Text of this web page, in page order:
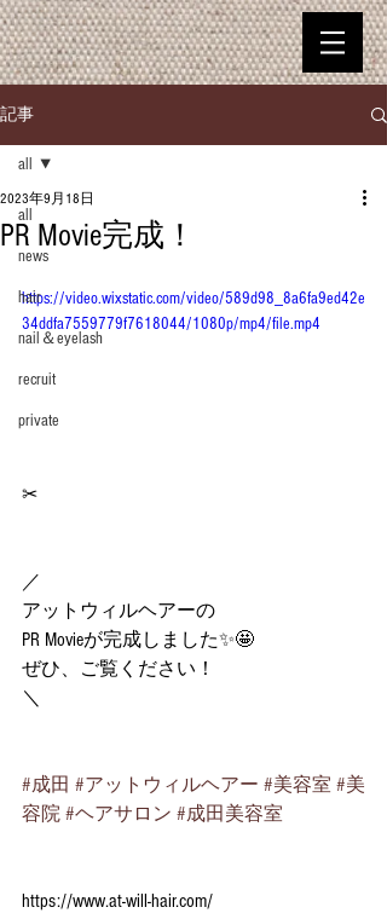
記事
all
news
hair
nail＆eyelash
recruit
private
all
PR Movie完成！
2023年9月18日
https://video.wixstatic.com/video/589d98_8a6fa9ed42e
34ddfa7559779f7618044/1080p/mp4/file.mp4
✂︎
／
アットウィルヘアーの
PR Movieが完成しました✨🤩
ぜひ、ご覧ください！
＼
#成田 #アットウィルヘアー #美容室 #美
容院 #ヘアサロン #成田美容室
https://www.at-will-hair.com/